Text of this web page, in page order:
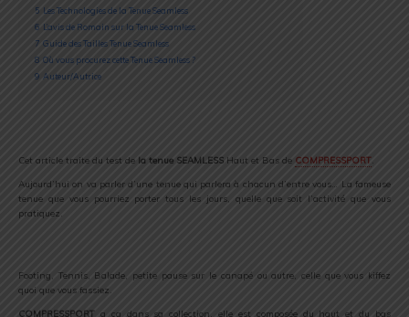
5 Les Technologies de la Tenue Seamless
6 L’avis de Romain sur la Tenue Seamless
7 Guide des Tailles Tenue Seamless
8 Où vous procurez cette Tenue Seamless ?
9 Auteur/Autrice
Cet article traite du test de la tenue SEAMLESS Haut et Bas de COMPRESSPORT.
Aujourd’hui on va parler d’une tenue qui parlera à chacun d’entre vous… La fameuse
tenue que vous pourriez porter tous les jours, quelle que soit l’activité que vous
pratiquez.
Footing, Tennis, Balade, petite pause sur le canapé ou autre, celle que vous kiffez
quoi que vous fassiez.
COMPRESSPORT a ça dans sa collection, elle est composée du haut et du bas